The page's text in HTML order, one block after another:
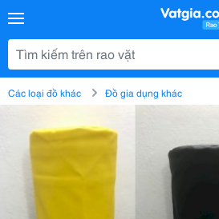
Các loại đồ khác Đồ gia dụng khác